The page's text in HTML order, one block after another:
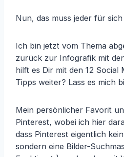
Nun, das muss jeder für
Ich bin jetzt vom Thema
zurück zur Infografik mit
hilft es Dir mit den 12 Social
Tipps weiter? Lass es mich
Mein persönlicher Favorit
Pinterest, wobei ich hier
dass Pinterest eigentlich
sondern eine Bilder-